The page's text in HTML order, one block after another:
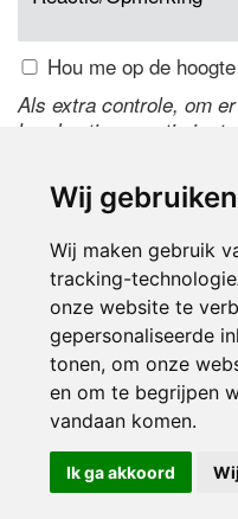
Wij
Wij maken gebruik
tracking-
onze website te
gepersonaliseerde
tonen, om onze
en om te begrijpen
vandaan komen.
Ik ga akkoord
Hou me op de
Als extra controle, om
handmatige reactie is,
de code te wijzigen.
© 2000-2026 UFE Media:
Partners:Autowereld.com